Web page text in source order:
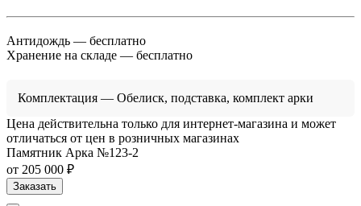
Антидождь — бесплатно
Хранение на складе — бесплатно
Комплектация — Обелиск, подставка, комплект арки
Цена действительна только для интернет-магазина и может
отличаться от цен в розничных магазинах
Памятник Арка №123-2
от 205 000 ₽
Заказать